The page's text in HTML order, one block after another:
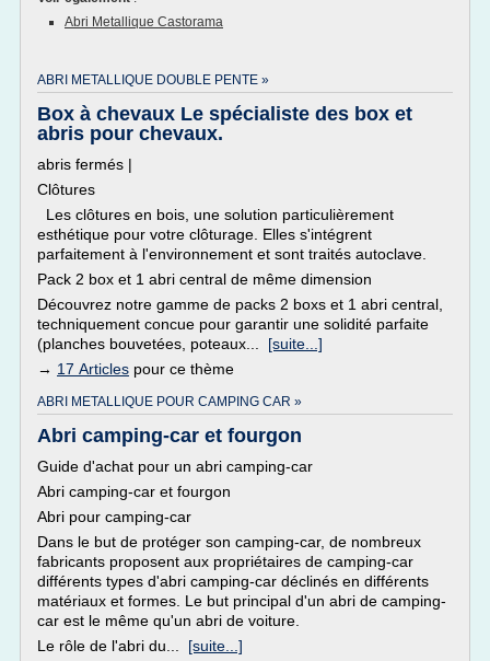
Abri Metallique Castorama
ABRI METALLIQUE DOUBLE PENTE »
Box à chevaux Le spécialiste des box et
abris pour chevaux.
abris fermés |
Clôtures
Les clôtures en bois, une solution particulièrement
esthétique pour votre clôturage. Elles s'intégrent
parfaitement à l'environnement et sont traités autoclave.
Pack 2 box et 1 abri central de même dimension
Découvrez notre gamme de packs 2 boxs et 1 abri central,
techniquement concue pour garantir une solidité parfaite
(planches bouvetées, poteaux... [suite...]
→ 17 Articles pour ce thème
ABRI METALLIQUE POUR CAMPING CAR »
Abri camping-car et fourgon
Guide d'achat pour un abri camping-car
Abri camping-car et fourgon
Abri pour camping-car
Dans le but de protéger son camping-car, de nombreux
fabricants proposent aux propriétaires de camping-car
différents types d'abri camping-car déclinés en différents
matériaux et formes. Le but principal d'un abri de camping-
car est le même qu'un abri de voiture.
Le rôle de l'abri du... [suite...]